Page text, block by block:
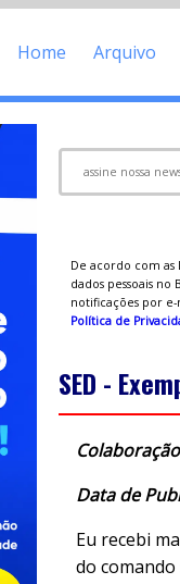
Home Arquivo
De acordo com as
dados pessoais
notificações por
Política de
SED -
Data de
Eu recebi
do comando